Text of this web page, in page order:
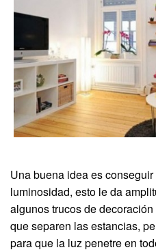
Una buena idea es
luminosidad, esto le da
algunos trucos de
que separen las estancias,
para que la luz penetre en